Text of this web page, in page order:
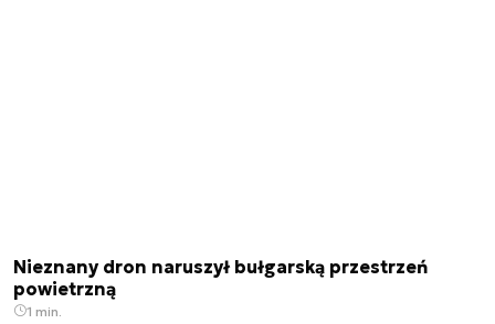
Nieznany dron naruszył bułgarską przestrzeń
powietrzną
1 min.